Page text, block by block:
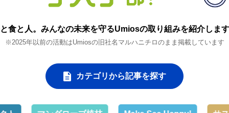
食と人。 みんなの未来を守るUmiosの取り組みを紹介しま
※2025年以前の活動はUmiosの旧社名マルハニチロのまま掲載しています
カテゴリから記事を探す